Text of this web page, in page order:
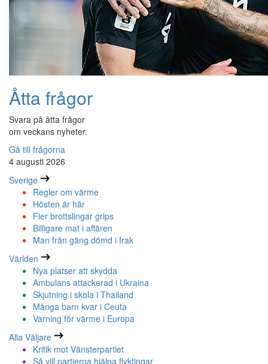
Åtta frågor
Svara på åtta frågor
om veckans nyheter.
Gå till frågorna
4 augusti 2026
Sverige
Regler om värme
Hösten är här
Fler brottslingar grips
Billigare mat i affären
Man från gäng dömd i Irak
Världen
Nya platser att skydda
Ambulans attackerad i Ukraina
Skjutning i skola i Thailand
Många barn kvar i Ceuta
Varning för värme i Europa
Alla Väljare
Kritik mot Vänsterpartiet
Så vill partierna hjälpa flyktingar